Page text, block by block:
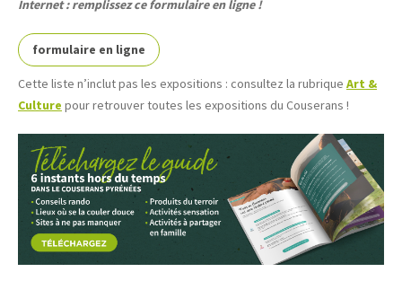
Internet : remplissez ce formulaire en ligne !
formulaire en ligne
Cette liste n’inclut pas les expositions : consultez la rubrique Art &
Culture pour retrouver toutes les expositions du Couserans !